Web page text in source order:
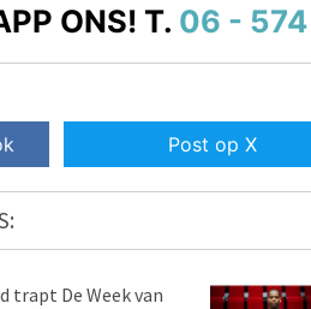
ONS! T. 06 - 574
Post op X
trapt De Week van